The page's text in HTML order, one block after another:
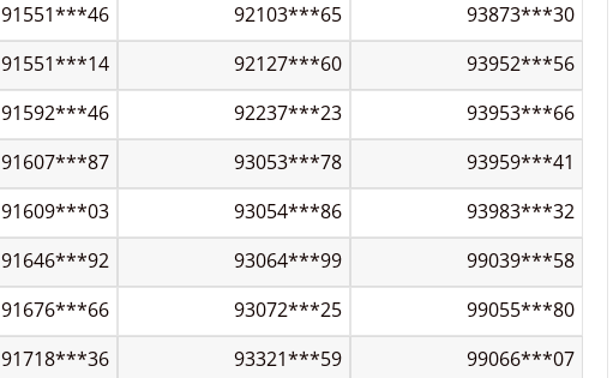
91551***46 92103***65
93873***30
91551***14 92127***60
93952***56
91592***46 92237***23
93953***66
91607***87 93053***78
93959***41
91609***03 93054***86
93983***32
91646***92 93064***99
99039***58
91676***66 93072***25
99055***80
91718***36 93321***59
99066***07